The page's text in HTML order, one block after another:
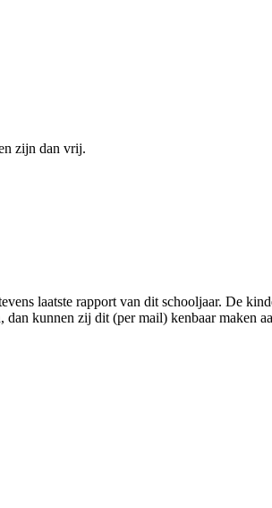
zijn dan vrij.
laatste rapport van dit schooljaar. De
kunnen zij dit (per mail) kenbaar maken